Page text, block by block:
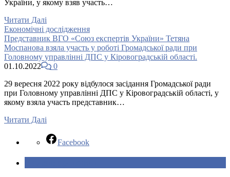
України, у якому взяв участь…
Читати Далі
Економічні дослідження
Представник ВГО «Союз експертів України» Тетяна
Моспанова взяла участь у роботі Громадської ради при
Головному управлінні ДПС у Кіровоградській області.
01.10.2022
0
29 вересня 2022 року відбулося засідання Громадської ради
при Головному управлінні ДПС у Кіровоградській області, у
якому взяла участь представник…
Читати Далі
Facebook